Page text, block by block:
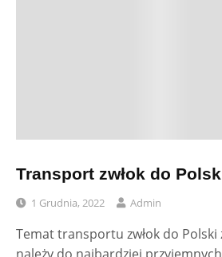
Transport zwłok do
1 Grudnia, 2022 Admin
Temat transportu zwłok do Polski